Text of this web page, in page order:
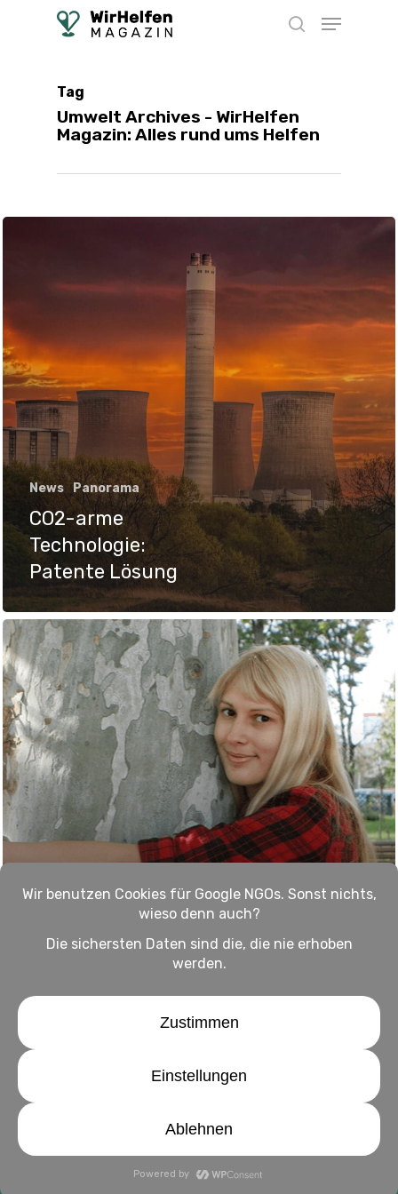
Menu
Tag
Umwelt Archives - WirHelfen
Magazin: Alles rund ums Helfen
News Panorama
CO2-arme
Technologie:
Patente Lösung
Hilfe für dich Panorama
Warum wir Bäume umarmen sollten
Impressum
Haftungsausschluss